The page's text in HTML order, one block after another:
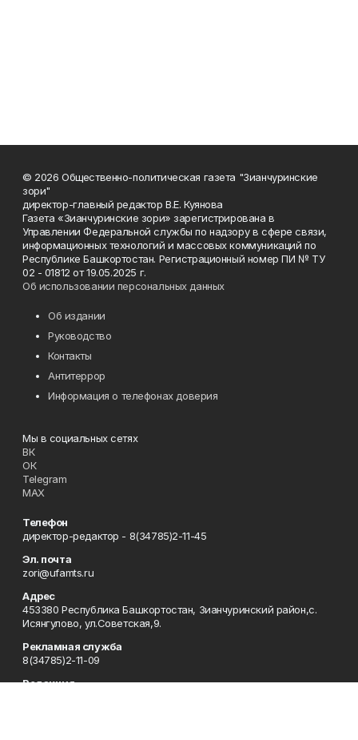
© 2026 Общественно-политическая газета "Зианчуринские
зори"
директор-главный редактор В.Е. Куянова
Газета «Зианчуринские зори» зарегистрирована в
Управлении Федеральной службы по надзору в сфере связи,
информационных технологий и массовых коммуникаций по
Республике Башкортостан. Регистрационный номер ПИ № ТУ
02 - 01812 от 19.05.2025 г.
Об использовании персональных данных
Об издании
Руководство
Контакты
Антитеррор
Информация о телефонах доверия
Мы в социальных сетях
ВК
ОК
Telegram
MAX
Телефон
директор-редактор - 8(34785)2-11-45
Эл. почта
zori@ufamts.ru
Адрес
453380 Республика Башкортостан, Зианчуринский район,с.
Исянгулово, ул.Советская,9.
Рекламная служба
8(34785)2-11-09
Редакция